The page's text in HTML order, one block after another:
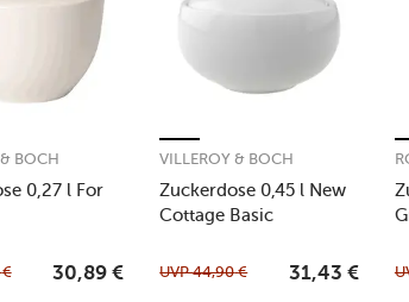
0,27 l For
BOCH
€ 30,89 €
Zuckerdose 0,45 l New
Cottage Basic
VILLEROY & BOCH
UVP44,90 € 31,43 €